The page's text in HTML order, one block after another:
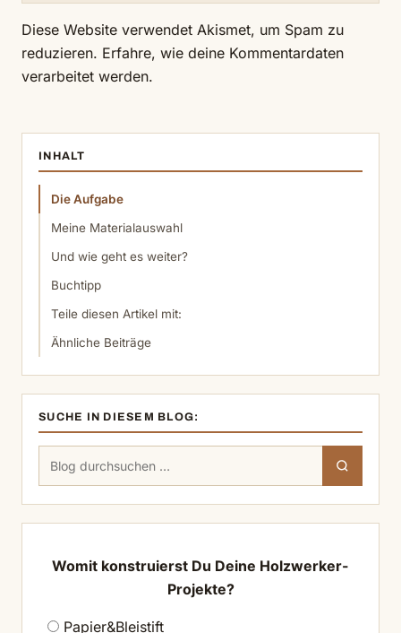
Diese Website verwendet Akismet, um Spam zu
reduzieren. Erfahre, wie deine Kommentardaten
verarbeitet werden.
INHALT
Die Aufgabe
Meine Materialauswahl
Und wie geht es weiter?
Buchtipp
Teile diesen Artikel mit:
Ähnliche Beiträge
SUCHE IN DIESEM BLOG:
Suchen
Womit konstruierst Du Deine Holzwerker-
Projekte?
Papier&Bleistift